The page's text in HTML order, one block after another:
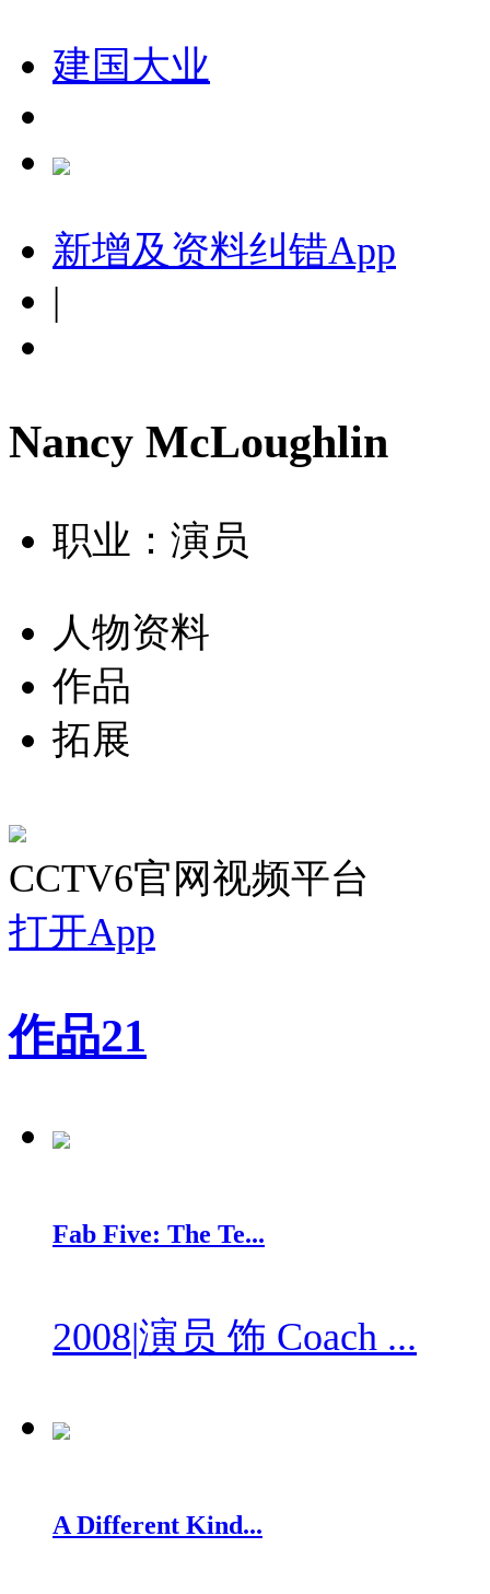
建国大业
新增及资料纠错App
|
Nancy McLoughlin
职业：演员
人物资料
作品
拓展
CCTV6官网视频平台
打开App
作品21
Fab Five: The Te...
2008|演员 饰 Coach ...
A Different Kind...